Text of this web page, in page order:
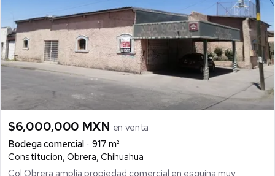
$6,000,000 MXN en venta
Bodega comercial
917 m²
Constitucion, Obrera, Chihuahua
Col Obrera amplia propiedad comercial en esquina muy